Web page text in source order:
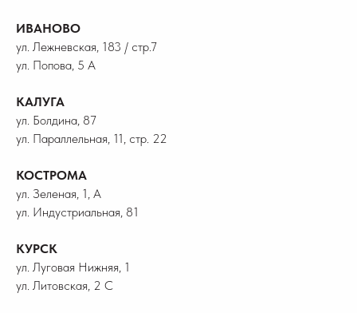
ИВАНОВО
ул. Лежневская, 183 / стр.7
ул. Попова, 5 А
КАЛУГА
ул. Болдина, 87
ул. Параллельная, 11, стр. 22
КОСТРОМА
ул. Зеленая, 1, А
ул. Индустриальная, 81
КУРСК
ул. Луговая Нижняя, 1
ул. Литовская, 2 С